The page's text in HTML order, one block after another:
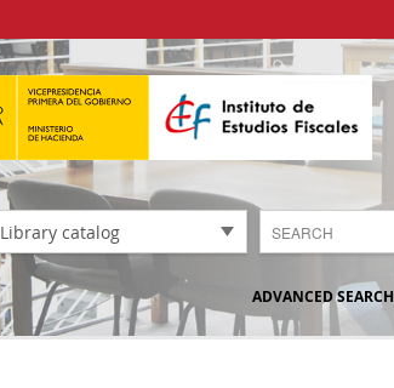
Library catalog
ADVANCED SEARCH